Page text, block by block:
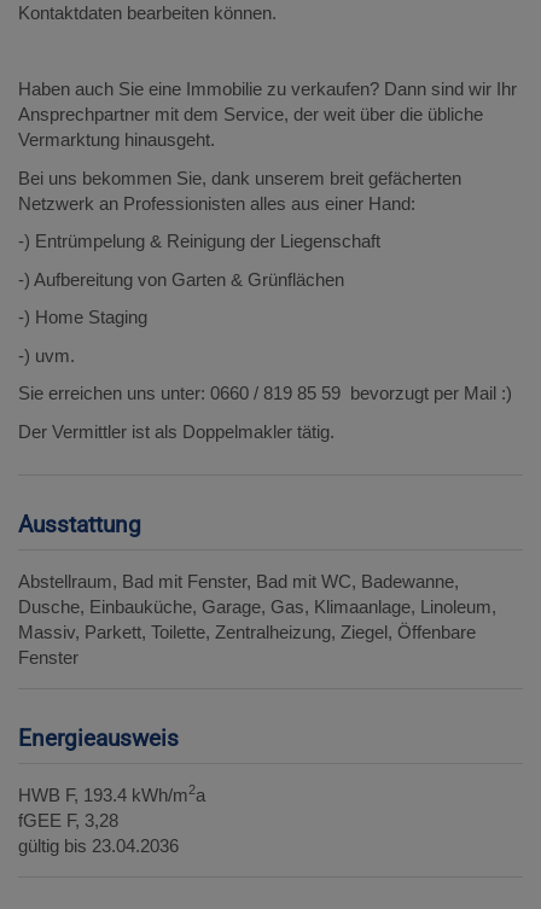
Kontaktdaten bearbeiten können.
Haben auch Sie eine Immobilie zu verkaufen? Dann sind wir Ihr
Ansprechpartner mit dem Service, der weit über die übliche
Vermarktung hinausgeht.
Bei uns bekommen Sie, dank unserem breit gefächerten
Netzwerk an Professionisten alles aus einer Hand:
-) Entrümpelung & Reinigung der Liegenschaft
-) Aufbereitung von Garten & Grünflächen
-) Home Staging
-) uvm.
Sie erreichen uns unter: 0660 / 819 85 59 bevorzugt per Mail :)
Der Vermittler ist als Doppelmakler tätig.
Ausstattung
Abstellraum Bad mit Fenster Bad mit WC Badewanne
Dusche Einbauküche Garage Gas Klimaanlage Linoleum
Massiv Parkett Toilette Zentralheizung Ziegel Öffenbare
Fenster
Energieausweis
HWB F, 193.4 kWh/m2a
fGEE F, 3,28
gültig bis 23.04.2036